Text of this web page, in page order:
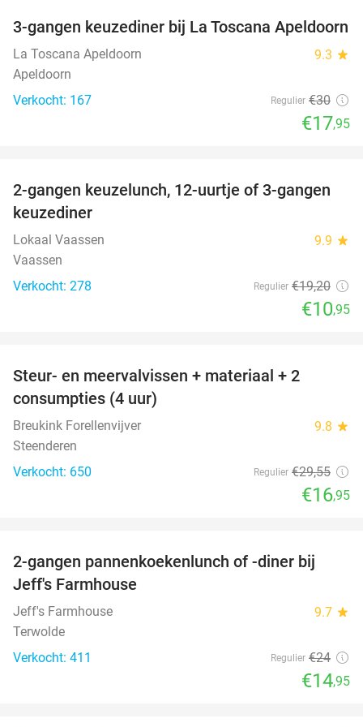
40%
3-gangen keuzediner bij La Toscana Apeldoorn
La Toscana Apeldoorn 9.3 star
Apeldoorn
Verkocht: 167
Regulier €30
€17,95
43%
2-gangen keuzelunch, 12-uurtje of 3-gangen
keuzediner
Lokaal Vaassen 9.9 star
Vaassen
Verkocht: 278
Regulier €19,20
€10,95
Steur- en meervalvissen + materiaal + 2
consumpties (4 uur)
Breukink Forellenvijver 9.8 star
Steenderen
Verkocht: 650
Regulier €29,55
€16,95
38%
2-gangen pannenkoekenlunch of -diner bij
Jeff's Farmhouse
Jeff's Farmhouse 9.7 star
Terwolde
Verkocht: 411
Regulier €24
€14,95